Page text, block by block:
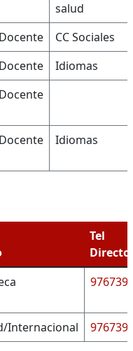
salud
Docente
CC Sociales
Docente
Idiomas
Docente
Docente Idiomas
Tel
Directo
Internacional